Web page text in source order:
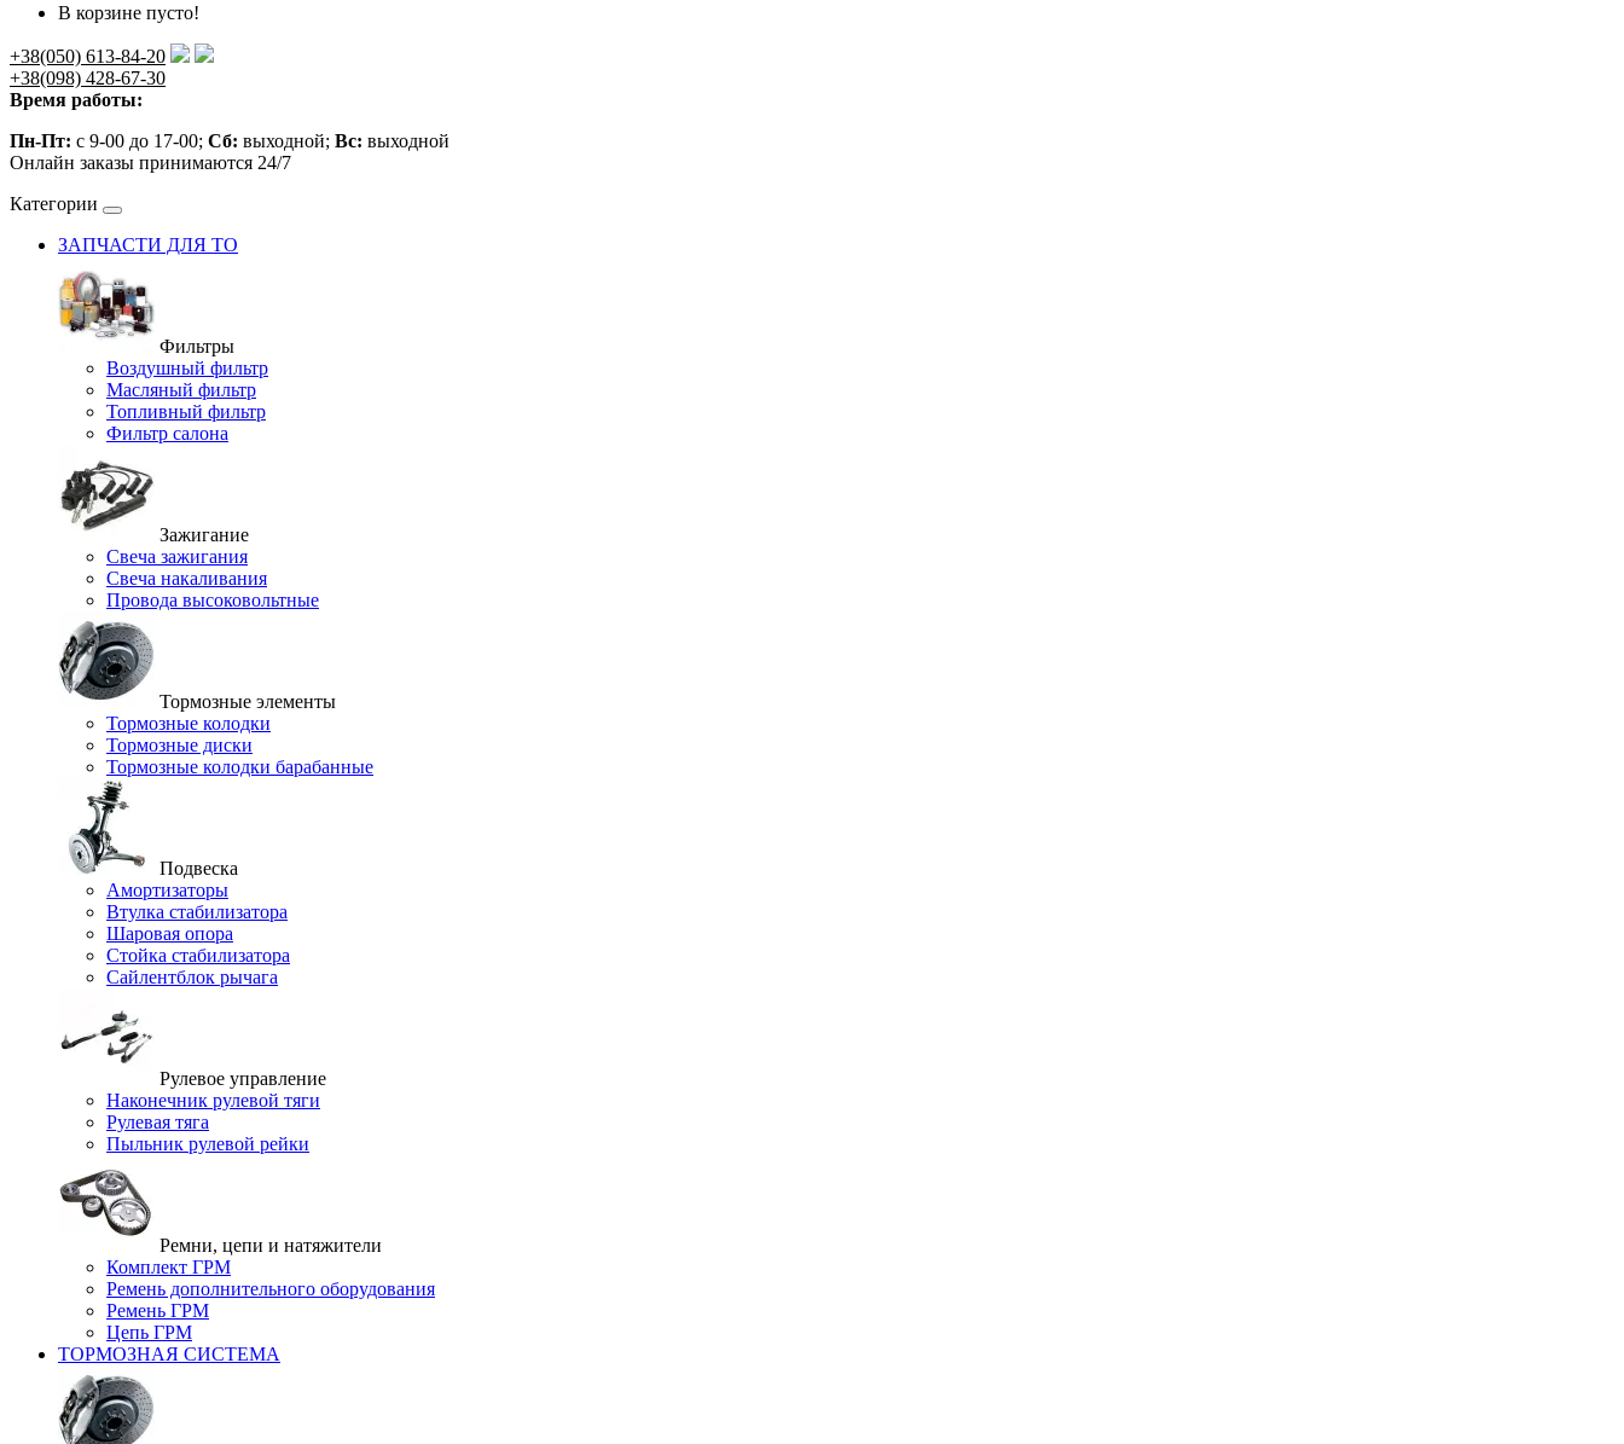
В корзине пусто!
+38(050) 613-84-20
+38(098) 428-67-30
Время работы:
Пн-Пт: с 9-00 до 17-00; Сб: выходной; Вс: выходной
Онлайн заказы принимаются 24/7
Категории
ЗАПЧАСТИ ДЛЯ ТО
Фильтры
Воздушный фильтр
Масляный фильтр
Топливный фильтр
Фильтр салона
Зажигание
Свеча зажигания
Свеча накаливания
Провода высоковольтные
Тормозные элементы
Тормозные колодки
Тормозные диски
Тормозные колодки барабанные
Подвеска
Амортизаторы
Втулка стабилизатора
Шаровая опора
Стойка стабилизатора
Сайлентблок рычага
Рулевое управление
Наконечник рулевой тяги
Рулевая тяга
Пыльник рулевой рейки
Ремни, цепи и натяжители
Комплект ГРМ
Ремень дополнительного оборудования
Ремень ГРМ
Цепь ГРМ
ТОРМОЗНАЯ СИСТЕМА